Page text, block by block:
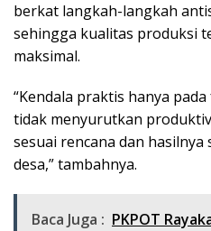
berkat langkah-langkah
sehingga kualitas produksi
maksimal.
“Kendala praktis hanya
tidak menyurutkan
sesuai rencana dan
desa,” tambahnya.
Baca Juga : PKPOT